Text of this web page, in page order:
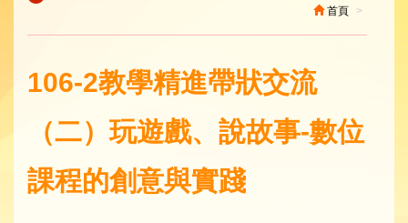
首頁
106-2教學精進帶狀交流
（二）玩遊戲、說故事-數位
課程的創意與實踐